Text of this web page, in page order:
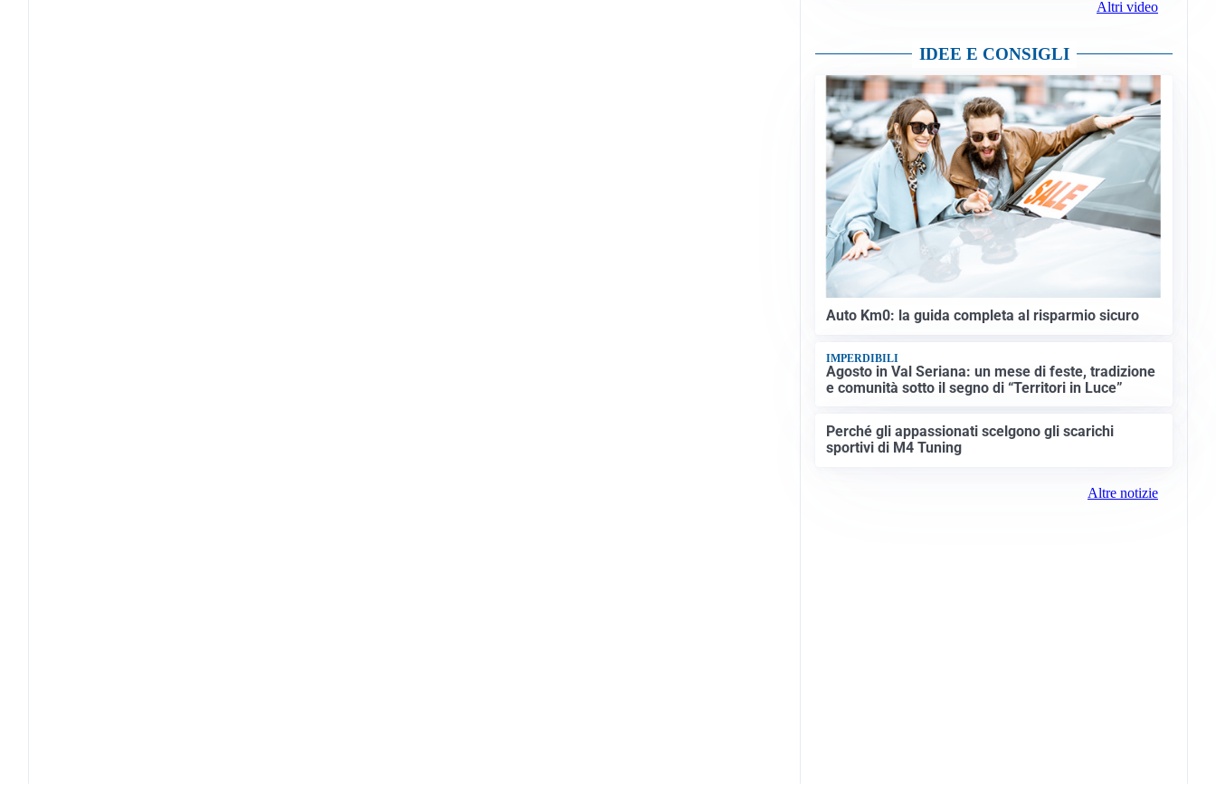
Altri video
IDEE E CONSIGLI
Auto Km0: la guida completa al risparmio sicuro
IMPERDIBILI
Agosto in Val Seriana: un mese di feste, tradizione
e comunità sotto il segno di “Territori in Luce”
Perché gli appassionati scelgono gli scarichi
sportivi di M4 Tuning
Altre notizie